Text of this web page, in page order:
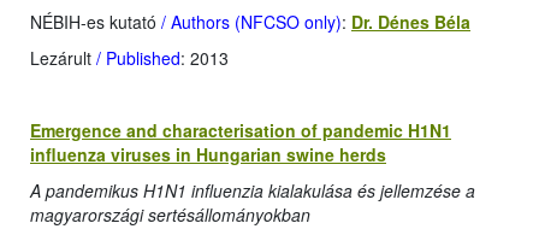
NÉBIH-es kutató / Authors (NFCSO only): Dr. Dénes Béla
Lezárult / Published: 2013
Emergence and characterisation of pandemic H1N1
influenza viruses in Hungarian swine herds
A pandemikus H1N1 influenzia kialakulása és jellemzése a
magyarországi sertésállományokban